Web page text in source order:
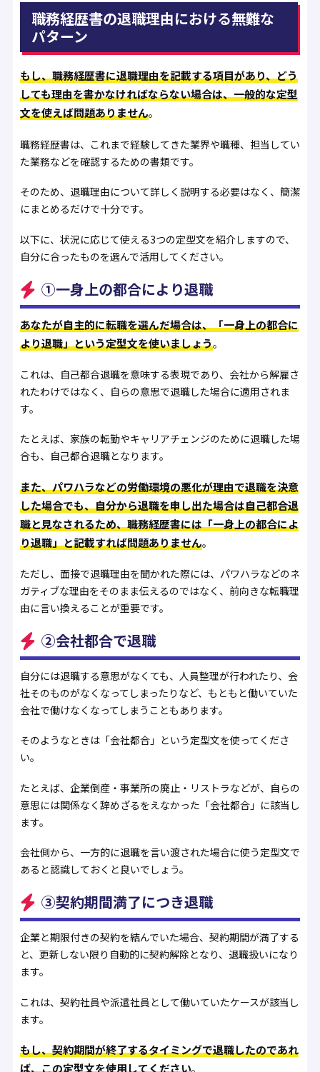
職務経歴書の退職理由における無難な
パターン
もし、職務経歴書に退職理由を記載する項目があり、どう
しても理由を書かなければならない場合は、一般的な定型
文を使えば問題ありません。
職務経歴書は、これまで経験してきた業界や職種、担当してい
た業務などを確認するための書類です。
そのため、退職理由について詳しく説明する必要はなく、簡潔
にまとめるだけで十分です。
以下に、状況に応じて使える3つの定型文を紹介しますので、
自分に合ったものを選んで活用してください。
①一身上の都合により退職
あなたが自主的に転職を選んだ場合は、「一身上の都合に
より退職」という定型文を使いましょう。
これは、自己都合退職を意味する表現であり、会社から解雇さ
れたわけではなく、自らの意思で退職した場合に適用されま
す。
たとえば、家族の転勤やキャリアチェンジのために退職した場
合も、自己都合退職となります。
また、パワハラなどの労働環境の悪化が理由で退職を決意
した場合でも、自分から退職を申し出た場合は自己都合退
職と見なされるため、職務経歴書には「一身上の都合によ
り退職」と記載すれば問題ありません。
ただし、面接で退職理由を聞かれた際には、パワハラなどのネ
ガティブな理由をそのまま伝えるのではなく、前向きな転職理
由に言い換えることが重要です。
②会社都合で退職
自分には退職する意思がなくても、人員整理が行われたり、会
社そのものがなくなってしまったりなど、もともと働いていた
会社で働けなくなってしまうこともあります。
そのようなときは「会社都合」という定型文を使ってくださ
い。
たとえば、企業倒産・事業所の廃止・リストラなどが、自らの
意思には関係なく辞めざるをえなかった「会社都合」に該当し
ます。
会社側から、一方的に退職を言い渡された場合に使う定型文で
あると認識しておくと良いでしょう。
③契約期間満了につき退職
企業と期限付きの契約を結んでいた場合、契約期間が満了する
と、更新しない限り自動的に契約解除となり、退職扱いになり
ます。
これは、契約社員や派遣社員として働いていたケースが該当し
ます。
もし、契約期間が終了するタイミングで退職したのであれ
ば、この定型文を使用してください。